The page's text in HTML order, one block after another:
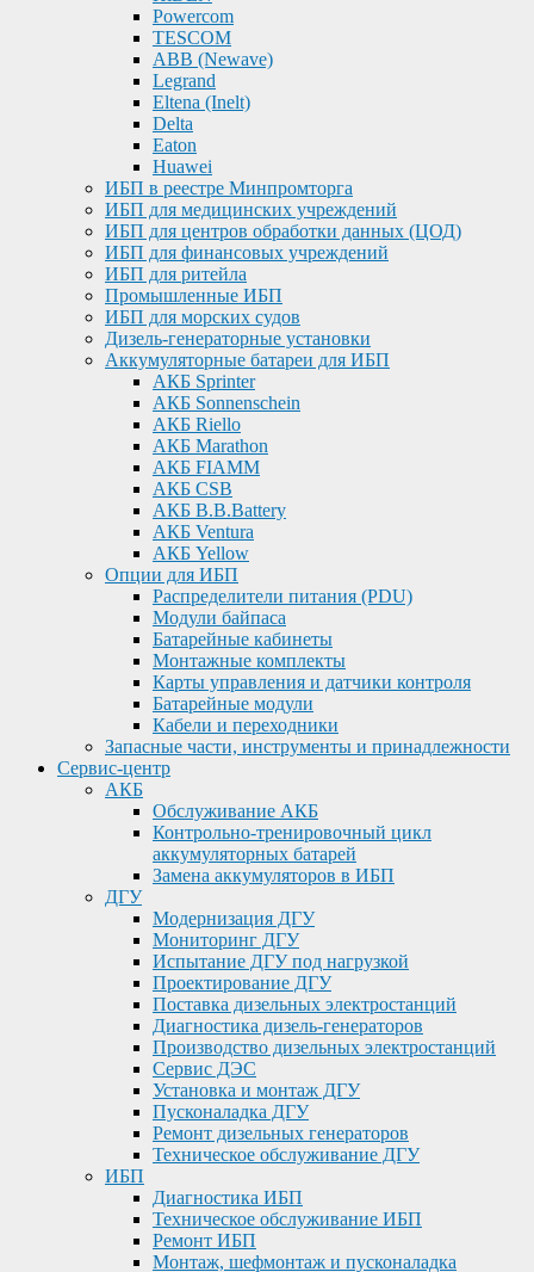
Powercom
TESCOM
ABB (Newave)
Legrand
Eltena (Inelt)
Delta
Eaton
Huawei
ИБП в реестре Минпромторга
ИБП для медицинских учреждений
ИБП для центров обработки данных (ЦОД)
ИБП для финансовых учреждений
ИБП для ритейла
Промышленные ИБП
ИБП для морских судов
Дизель-генераторные установки
Аккумуляторные батареи для ИБП
АКБ Sprinter
АКБ Sonnenschein
АКБ Riello
АКБ Marathon
АКБ FIAMM
АКБ CSB
АКБ B.B.Battery
АКБ Ventura
АКБ Yellow
Опции для ИБП
Распределители питания (PDU)
Модули байпаса
Батарейные кабинеты
Монтажные комплекты
Карты управления и датчики контроля
Батарейные модули
Кабели и переходники
Запасные части, инструменты и принадлежности
Сервис-центр
АКБ
Обслуживание АКБ
Контрольно-тренировочный цикл
аккумуляторных батарей
Замена аккумуляторов в ИБП
ДГУ
Модернизация ДГУ
Мониторинг ДГУ
Испытание ДГУ под нагрузкой
Проектирование ДГУ
Поставка дизельных электростанций
Диагностика дизель-генераторов
Производство дизельных электростанций
Сервис ДЭС
Установка и монтаж ДГУ
Пусконаладка ДГУ
Ремонт дизельных генераторов
Техническое обслуживание ДГУ
ИБП
Диагностика ИБП
Техническое обслуживание ИБП
Ремонт ИБП
Монтаж, шефмонтаж и пусконаладка